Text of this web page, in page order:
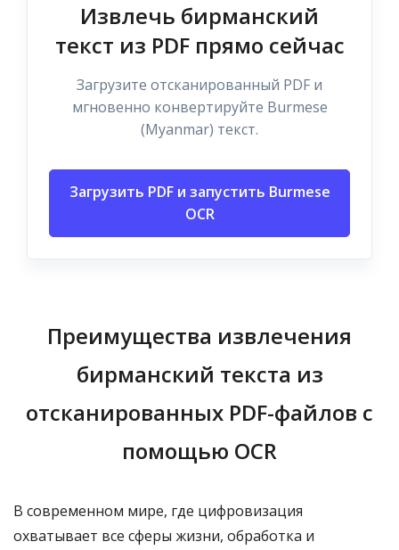
Извлечь бирманский
текст из PDF прямо сейчас
Загрузите отсканированный PDF и
мгновенно конвертируйте Burmese
(Myanmar) текст.
Загрузить PDF и запустить Burmese
OCR
Преимущества извлечения
бирманский текста из
отсканированных PDF-файлов с
помощью OCR
В современном мире, где цифровизация
охватывает все сферы жизни, обработка и